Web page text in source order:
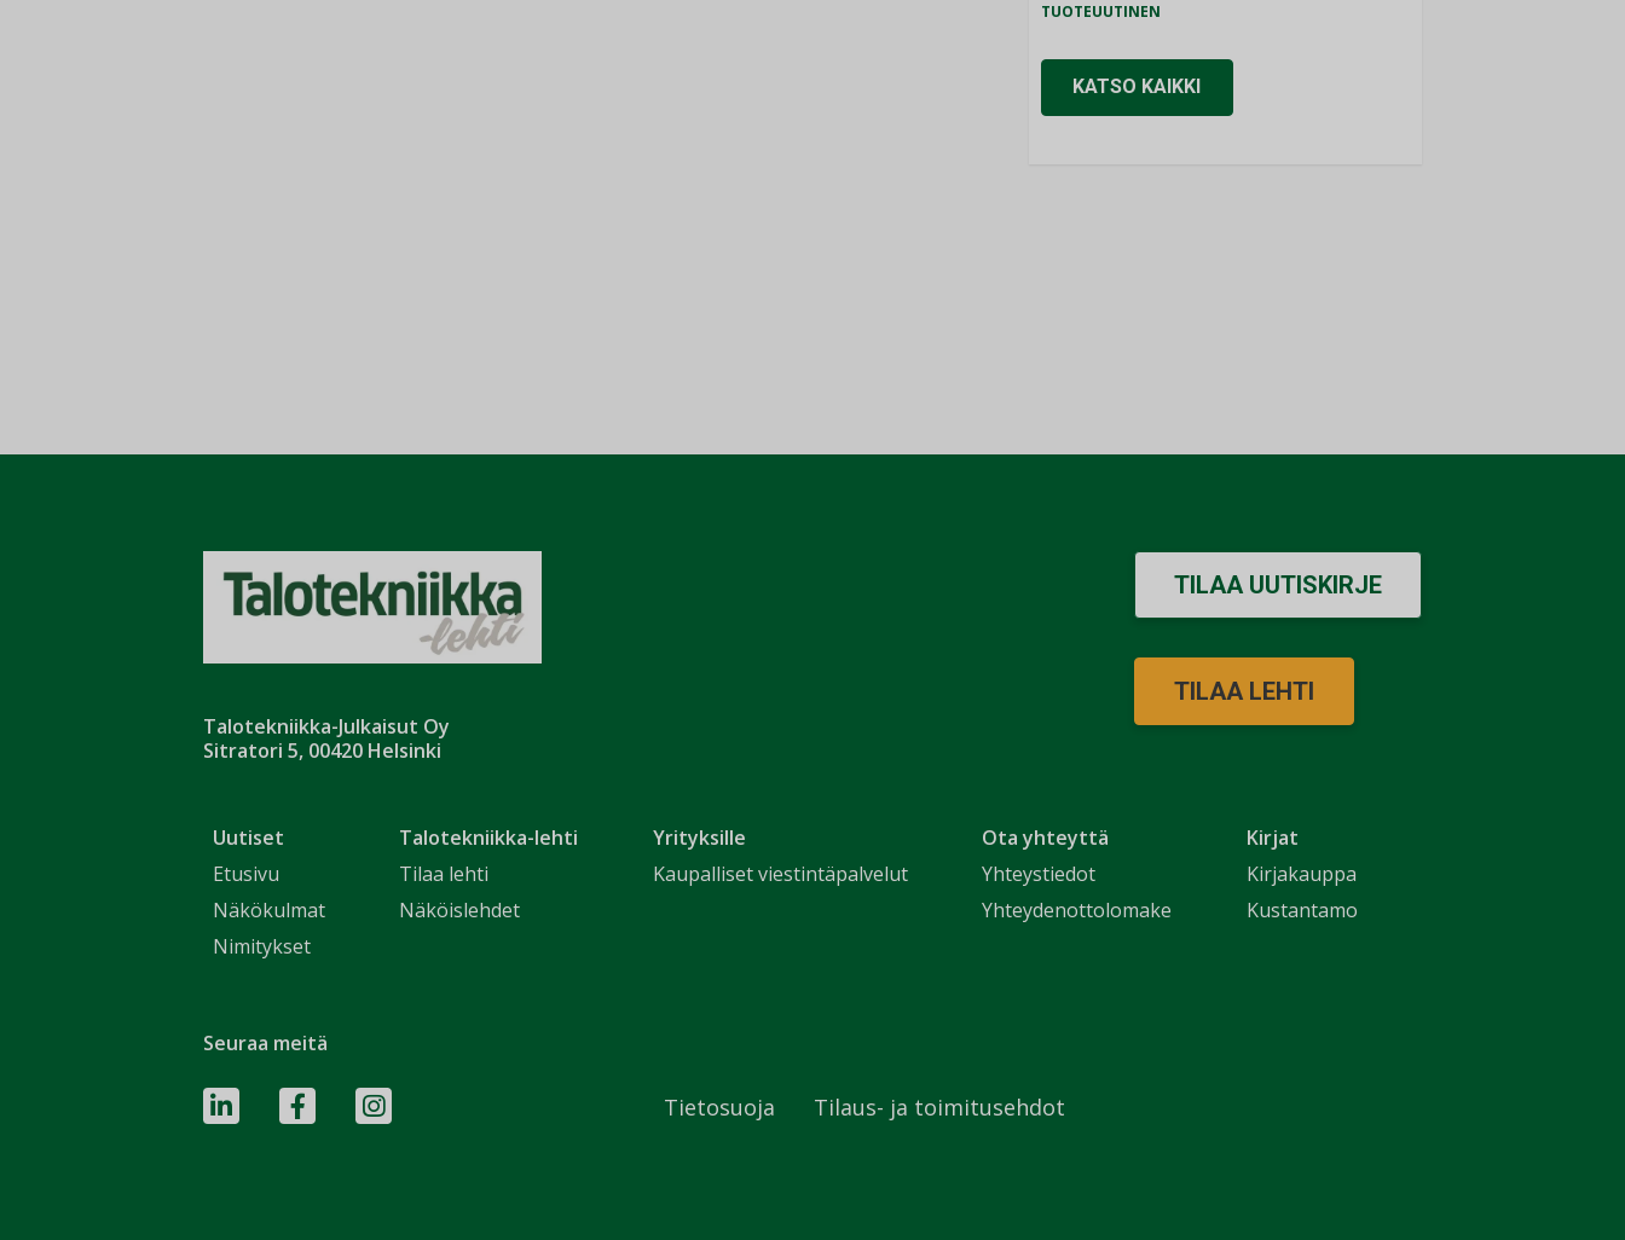
TUOTEUUTINEN
KATSO KAIKKI
Talotekniikka-Julkaisut Oy
Sitratori 5, 00420 Helsinki
Uutiset
Etusivu
Näkökulmat
Nimitykset
Talotekniikka-lehti
Tilaa lehti
Näköislehdet
Yrityksille
Kaupalliset viestintäpalvelut
Ota yhteyttä
Yhteystiedot
Yhteydenottolomake
Kirjat
Kirjakauppa
Kustantamo
TILAA UUTISKIRJE
TILAA LEHTI
Seuraa meitä
Tietosuoja Tilaus- ja toimitusehdot